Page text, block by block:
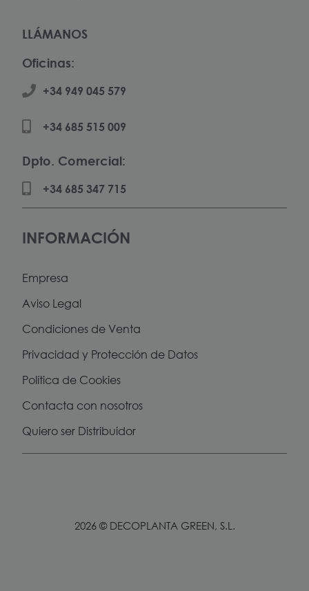
LLÁMANOS
Oficinas:
+34 949 045 579
+34 685 515 009
Dpto. Comercial:
+34 685 347 715
INFORMACIÓN
Empresa
Aviso Legal
Condiciones de Venta
Privacidad y Protección de Datos
Política de Cookies
Contacta con nosotros
Quiero ser Distribuidor
2026 © DECOPLANTA GREEN, S.L.